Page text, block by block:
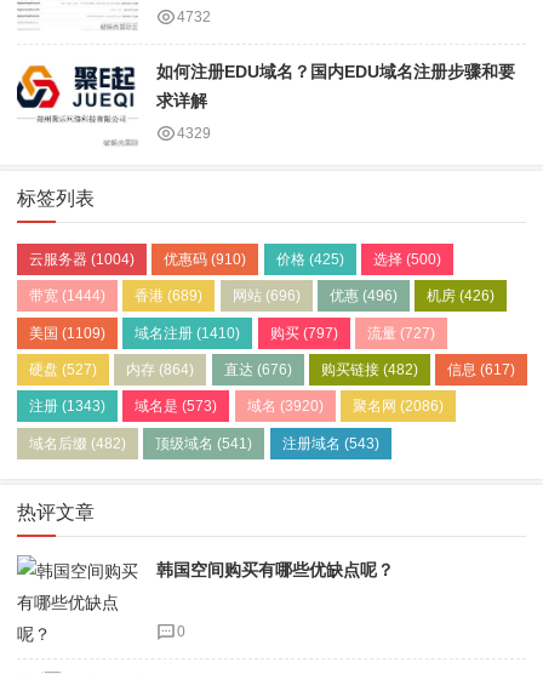
4732
如何注册EDU域名？国内EDU域名注册步骤和要
求详解
4329
标签列表
云服务器 (1004) 优惠码 (910) 价格(425) 选择(500)
带宽 (1444) 香港 (689) 网站(696) 优惠(496) 机房 (426)
美国 (1109) 域名注册 (1410) 购买(797) 流量(727)
硬盘 (527) 内存 (864) 直达 (676) 购买链接(482) 信息 (617)
注册 (1343) 域名是 (573) 域名 (3920) 聚名网 (2086)
域名后缀 (482) 顶级域名 (541) 注册域名 (543)
热评文章
韩国空间购买有哪些优缺点呢？
0